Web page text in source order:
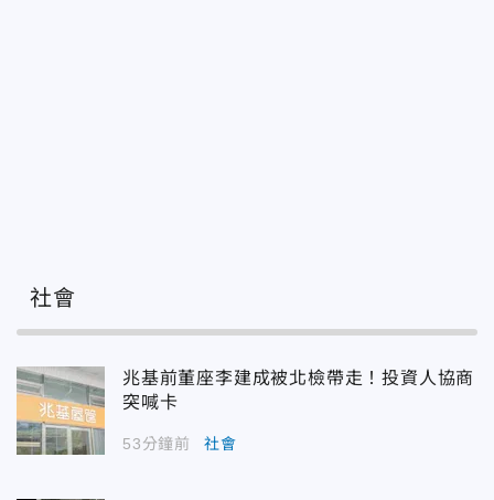
社會
兆基前董座李建成被北檢帶走！投資人協商
突喊卡
53分鐘前 社會